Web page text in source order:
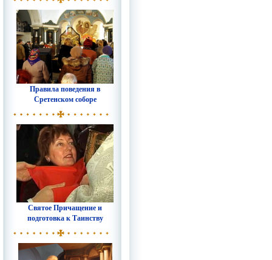
Правила поведения в
Сретенском соборе
Святое Причащение и
подготовка к Таинству